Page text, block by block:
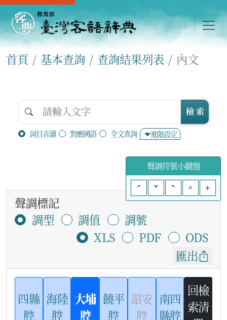
首頁 基本查詢 查詢結果列表 內文
詞目音讀 對應國語 全文查詢 進階設定
檢 索
聲調符號小鍵盤
ˊ
ˇ ˋ ^ +
聲調標記
調型
調值
調號
XLS
PDF
ODS
匯出
四縣
腔
海陸
腔
大埔
腔
饒平
腔
詔安
腔
南四
縣腔
回檢
索清